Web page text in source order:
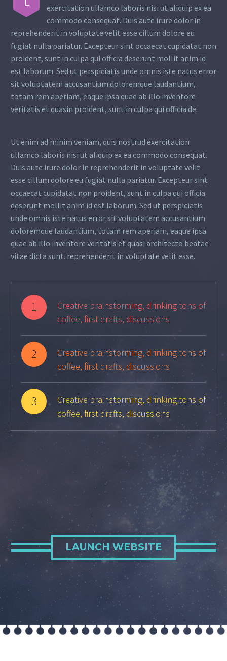
exercitation ullamco laboris nisi ut aliquip ex ea
commodo consequat. Duis aute irure dolor in
reprehenderit in voluptate velit esse cillum dolore eu
fugiat nulla pariatur. Excepteur sint occaecat cupidatat non
proident, sunt in culpa qui officia deserunt mollit anim id
est laborum. Sed ut perspiciatis unde omnis iste natus error
sit voluptatem accusantium doloremque laudantium,
totam rem aperiam, eaque ipsa quae ab illo inventore
veritatis et quasin proident, sunt in culpa qui officia de.
Ut enim ad minim veniam, quis nostrud exercitation
ullamco laboris nisi ut aliquip ex ea commodo consequat.
Duis aute irure dolor in reprehenderit in voluptate velit
esse cillum dolore eu fugiat nulla pariatur. Excepteur sint
occaecat cupidatat non proident, sunt in culpa qui officia
deserunt mollit anim id est laborum. Sed ut perspiciatis
unde omnis iste natus error sit voluptatem accusantium
doloremque laudantium, totam rem aperiam, eaque ipsa
quae ab illo inventore veritatis et quasi architecto beatae
vitae dicta sunt. reprehenderit in voluptate velit esse.
1
Creative brainstorming, drinking tons of
coffee, first drafts, discussions
2
Creative brainstorming, drinking tons of
coffee, first drafts, discussions
3
Creative brainstorming, drinking tons of
coffee, first drafts, discussions
LAUNCH WEBSITE